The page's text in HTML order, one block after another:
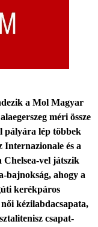
a Mol Magyar
méri össze
pályára lép többek
Internazionale és a
vel játszik
bajnokság, ahogy a
kerékpáros
kézilabdacsapata,
csapat-